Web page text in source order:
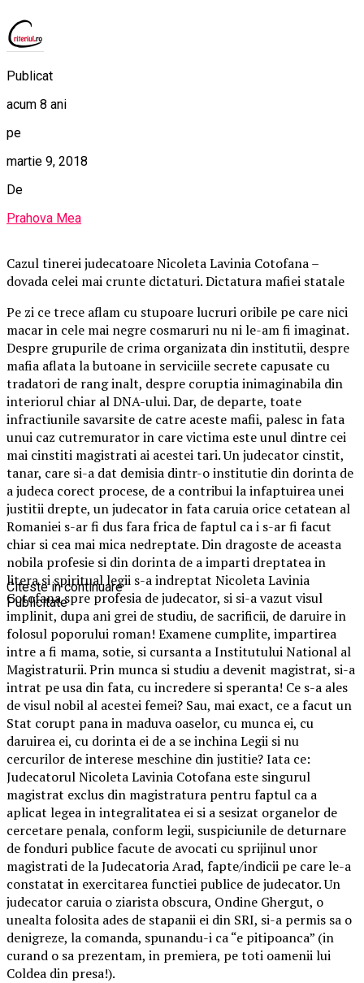
Publicat
acum 8 ani
pe
martie 9, 2018
De
Prahova Mea
Cazul tinerei judecatoare Nicoleta Lavinia Cotofana –
dovada celei mai crunte dictaturi. Dictatura mafiei statale
Pe zi ce trece aflam cu stupoare lucruri oribile pe care nici
macar in cele mai negre cosmaruri nu ni le-am fi imaginat.
Despre grupurile de crima organizata din institutii, despre
mafia aflata la butoane in serviciile secrete capusate cu
tradatori de rang inalt, despre coruptia inimaginabila din
interiorul chiar al DNA-ului. Dar, de departe, toate
infractiunile savarsite de catre aceste mafii, palesc in fata
unui caz cutremurator in care victima este unul dintre cei
mai cinstiti magistrati ai acestei tari. Un judecator cinstit,
tanar, care si-a dat demisia dintr-o institutie din dorinta de
a judeca corect procese, de a contribui la infaptuirea unei
justitii drepte, un judecator in fata caruia orice cetatean al
Romaniei s-ar fi dus fara frica de faptul ca i s-ar fi facut
chiar si cea mai mica nedreptate. Din dragoste de aceasta
nobila profesie si din dorinta de a imparti dreptatea in
litera si spiritual legii s-a indreptat Nicoleta Lavinia
Cotofana spre profesia de judecator, si si-a vazut visul
implinit, dupa ani grei de studiu, de sacrificii, de daruire in
folosul poporului roman! Examene cumplite, impartirea
intre a fi mama, sotie, si cursanta a Institutului National al
Magistraturii. Prin munca si studiu a devenit magistrat, si-a
intrat pe usa din fata, cu incredere si speranta! Ce s-a ales
de visul nobil al acestei femei? Sau, mai exact, ce a facut un
Stat corupt pana in maduva oaselor, cu munca ei, cu
daruirea ei, cu dorinta ei de a se inchina Legii si nu
cercurilor de interese meschine din justitie? Iata ce:
Judecatorul Nicoleta Lavinia Cotofana este singurul
magistrat exclus din magistratura pentru faptul ca a
aplicat legea in integralitatea ei si a sesizat organelor de
cercetare penala, conform legii, suspiciunile de deturnare
de fonduri publice facute de avocati cu sprijinul unor
magistrati de la Judecatoria Arad, fapte/indicii pe care le-a
constatat in exercitarea functiei publice de judecator. Un
judecator caruia o ziarista obscura, Ondine Ghergut, o
unealta folosita ades de stapanii ei din SRI, si-a permis sa o
denigreze, la comanda, spunandu-i ca “e pitipoanca” (in
curand o sa prezentam, in premiera, pe toti oamenii lui
Coldea din presa!).
Citeste in continuare
Publicitate